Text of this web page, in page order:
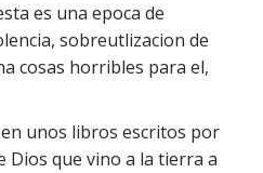
es una epoca de
sobreutlizacion de
cosas horribles para el,
unos libros escritos por
Dios que vino a la tierra a